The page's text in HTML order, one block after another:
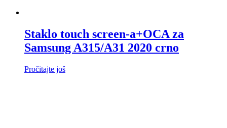
Staklo touch screen-a+OCA za
Samsung A315/A31 2020 crno
Pročitajte još